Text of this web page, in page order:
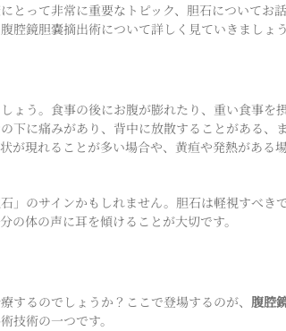
とって非常に重要なトピック、胆石についてお
腔鏡胆嚢摘出術について詳しく見ていきましょう
ょう。食事の後にお腹が膨れたり、重い食事を
下に痛みがあり、背中に放散することがある、
が現れることが多い場合や、黄疸や発熱がある
」のサインかもしれません。胆石は軽視すべき
の体の声に耳を傾けることが大切です。
するのでしょうか？ここで登場するのが、 腹腔
技術の一つです。